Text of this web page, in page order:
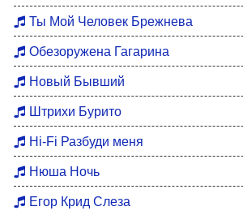
Ты Мой Человек Брежнева
Обезоружена Гагарина
Новый Бывший
Штрихи Бурито
Hi-Fi Разбуди меня
Нюша Ночь
Егор Крид Слеза